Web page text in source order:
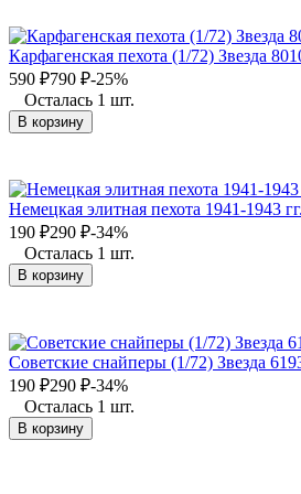
Карфагенская пехота (1/72) Звезда
590 ₽790 ₽-25%
Осталась 1 шт.
В корзину
Немецкая элитная пехота 1941-1943
190 ₽290 ₽-34%
Осталась 1 шт.
В корзину
Советские снайперы (1/72) Звезда
190 ₽290 ₽-34%
Осталась 1 шт.
В корзину